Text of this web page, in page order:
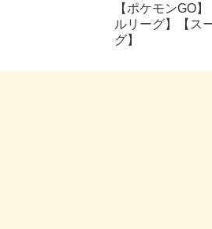
【ポケモンGO
ルリーグ】【ス
グ】